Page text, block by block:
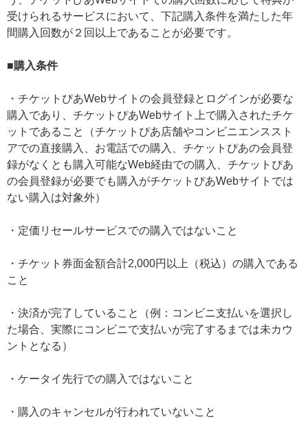
受けられるサービスにおいて、下記購入条件を満たした年
間購入回数が２回以上であることが必要です。
■購入条件
・チケットぴあWebサイトの会員登録とログインが必要な
購入であり、チケットぴあWebサイト上で購入されたチケ
ットであること（チケットぴあ店舗やコンビニエンススト
アでの直接購入、お電話での購入、チケットぴあの会員登
録がなくとも購入可能なWeb経由での購入、チケットぴあ
の会員登録が必要でも購入がチケットぴあWebサイトでは
ない購入は対象外）
・定価リセールサービスでの購入ではないこと
・チケット券面金額合計2,000円以上（税込）の購入である
こと
・決済が完了していること（例：コンビニ支払いを選択し
た場合、実際にコンビニで支払いが完了するまでは未カウ
ントとなる）
・ケータイ先行での購入ではないこと
・購入のキャンセルが行われていないこと